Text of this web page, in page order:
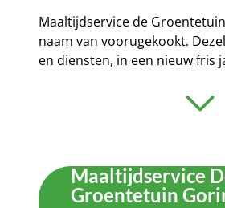
Maaltijdservice de
naam van voorugekookt.
en diensten, in een nieuw fris
Maaltijdservice
Groentetuin